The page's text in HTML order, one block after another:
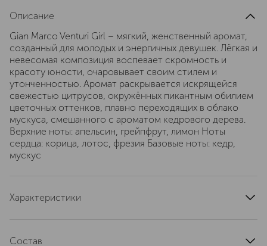
Описание
Gian Marco Venturi Girl – мягкий, женственный аромат,
созданный для молодых и энергичных девушек. Лёгкая и
невесомая композиция воспевает скромность и
красоту юности, очаровывает своим стилем и
утонченностью. Аромат раскрывается искрящейся
свежестью цитрусов, окружённых пикантным обилием
цветочных оттенков, плавно переходящих в облако
мускуса, смешанного с ароматом кедрового дерева.
Верхние ноты: апельсин, грейпфрут, лимон Ноты
сердца: корица, лотос, фрезия Базовые ноты: кедр,
мускус
Характеристики
ноты сердца
Состав